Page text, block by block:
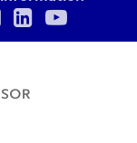
TwitterLinkedIn